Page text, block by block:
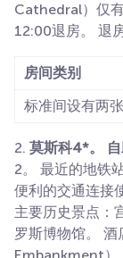
Cathedral）仅有
12:00退房。 退
房间类别
标准间设有两
2. 莫斯科4*。
2。 最近的地铁
便利的交通连接
主要历史景点：
罗斯博物馆。